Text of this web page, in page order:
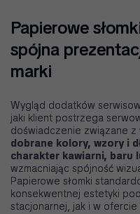
Papierowe
spójna
marki
Wygląd dodatków
jaki klient postrzega
doświadczenie związane z
dobrane kolory, wzory i
charakter kawiarni, baru
wzmacniając spójność
Papierowe słomki
konsekwentnej estetyki
stacjonarnej, jak i w ofercie